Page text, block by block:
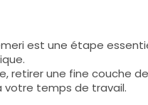
est une étape
retirer une fine couche
votre temps de travail.